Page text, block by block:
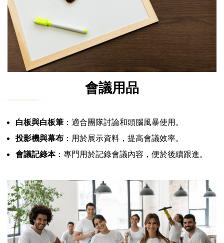
會議用品
白板與白板筆 ：適合團隊討論和頭腦風暴使用。
投影機與幕布 ：用於展示資料，提高會議效率。
會議記錄本：專門用於記錄會議內容，便於後續跟進。